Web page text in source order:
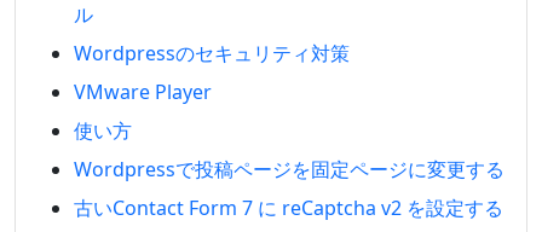
ル
Wordpressのセキュリティ対策
VMware Player
使い方
Wordpressで投稿ページを固定ページに変更する
古いContact Form 7 に reCaptcha v2 を設定する